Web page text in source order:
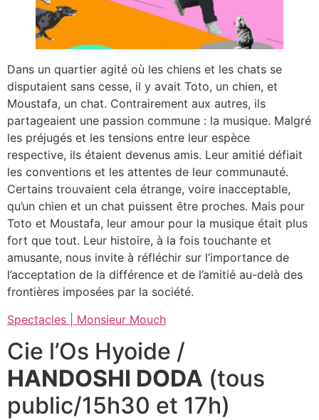
Dans un quartier agité où les chiens et les chats se
disputaient sans cesse, il y avait Toto, un chien, et
Moustafa, un chat. Contrairement aux autres, ils
partageaient une passion commune : la musique. Malgré
les préjugés et les tensions entre leur espèce
respective, ils étaient devenus amis. Leur amitié défiait
les conventions et les attentes de leur communauté.
Certains trouvaient cela étrange, voire inacceptable,
qu’un chien et un chat puissent être proches. Mais pour
Toto et Moustafa, leur amour pour la musique était plus
fort que tout. Leur histoire, à la fois touchante et
amusante, nous invite à réfléchir sur l’importance de
l’acceptation de la différence et de l’amitié au-delà des
frontières imposées par la société.
Spectacles | Monsieur Mouch
Cie l’Os Hyoide /
HANDOSHI DODA (tous
public/15h30 et 17h)